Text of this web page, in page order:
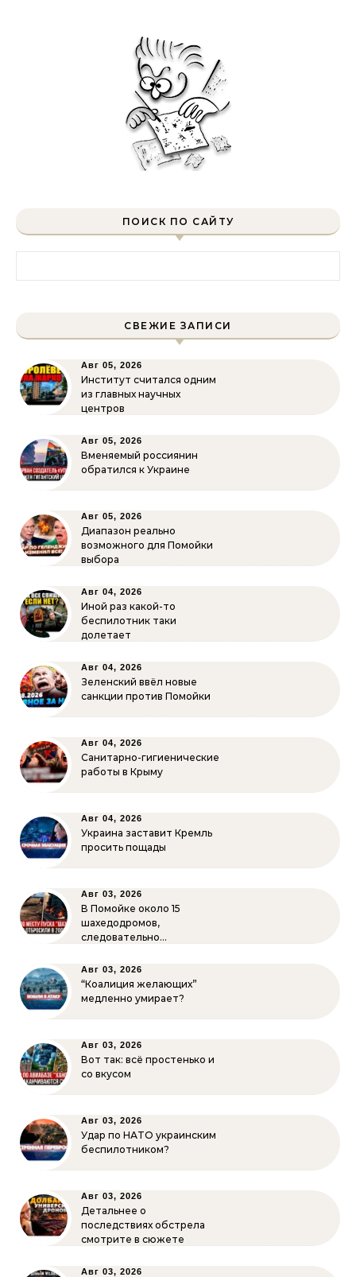
ПОИСК ПО САЙТУ
СВЕЖИЕ ЗАПИСИ
Авг 05, 2026
Институт считался одним
из главных научных
центров
Авг 05, 2026
Вменяемый россиянин
обратился к Украине
Авг 05, 2026
Диапазон реально
возможного для Помойки
выбора
Авг 04, 2026
Иной раз какой-то
беспилотник таки
долетает
Авг 04, 2026
Зеленский ввёл новые
санкции против Помойки
Авг 04, 2026
Санитарно-гигиенические
работы в Крыму
Авг 04, 2026
Украина заставит Кремль
просить пощады
Авг 03, 2026
В Помойке около 15
шахедодромов,
следовательно…
Авг 03, 2026
“Коалиция желающих”
медленно умирает?
Авг 03, 2026
Вот так: всё простенько и
со вкусом
Авг 03, 2026
Удар по НАТО украинским
беспилотником?
Авг 03, 2026
Детальнее о
последствиях обстрела
смотрите в сюжете
Авг 03, 2026